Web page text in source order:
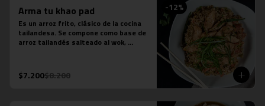
-12%
Arma tu khao pad
Es un arroz frito, clásico de la cocina
tailandesa. Se compone como base de
arroz tailandés salteado al wok,
salsa tamarindo.
$7.200$8.200